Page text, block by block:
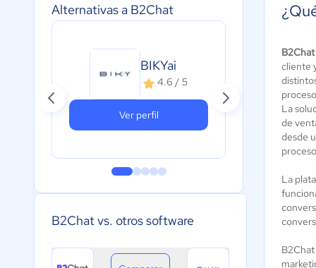
Alternativas a B2Chat
BIKYai
4.6 / 5
Ver perfil
B2Chat vs. otros software
B2Chat
cliente
La
de
desde
La